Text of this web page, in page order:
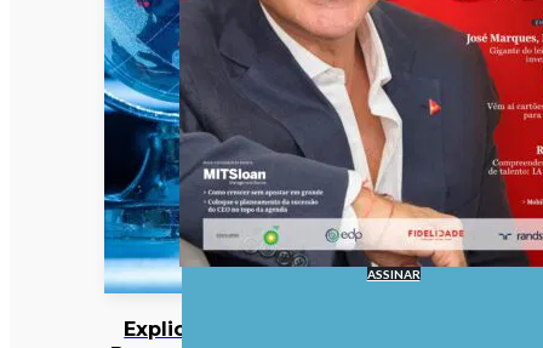
Explicador:
ASSINAR